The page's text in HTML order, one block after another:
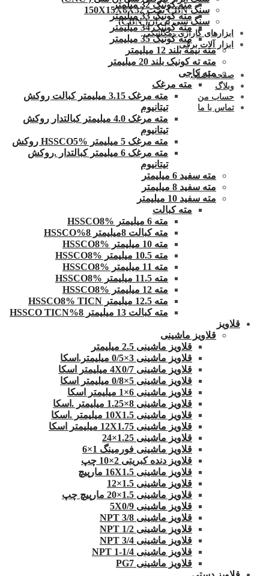
سنگ CBN تخت 150X15X6X32
سنگ سی بی ان( CBN)
ابزارهای گاراژی -مکانیکی
ابزار آلات برقی
صفحه اصلی
وبلاگ
حساب من
تماس با ما
مته کونیک 32 میلمتر
مته کونیک 33 میلیمتر
مته کونیک 34 میلیمتر
مته کونیک 35 میلیمتر
مته نیمه بلند 12 میلیمتر
مته ته کونیک بلند 20 میلیمتر
مته کاجی
مته مرغک
مته مرغک 3.15 میلیمتر کبالت روکش
تیتانیوم
مته مرغک 4.0 میلیمتر کبالتدار روکش
تیتانیوم
مته مرغک 5 میلیمتر HSSCO5% روکش
مته مرغک 6 میلیمتر کبالتدار .روکش
تیتانیوم
مته سفید 6 میلیمتر
مته سفید 8 میلیمتر
مته سفید 10 میلیمتر
مته کبالت
مته 6 میلیمتر HSSCO8%
مته کبالت 8میلیمتر 8%HSSCO
مته 10 میلیمتر HSSCO8%
مته 10.5 میلیمتر HSSCO8%
مته 11 میلیمتر HSSCO8%
مته 11.5 میلیمتر HSSCO8%
مته 12 میلیمتر HSSCO8%
مته 12.5 میلیمتر HSSCO8% TICN
مته کبالت 13 میلیمتر 8%HSSCO TICN
قلاویز
قلاویز ماشینی
قلاویز ماشینی 2.5 میلیمتر
قلاویز ماشینی 3×0/5 میلیمتر.اسکا
قلاویز ماشینی 4X0/7 میلیمتر اسکا
قلاویز ماشینی 5×0/8 میلیمتر اسکا
قلاویز ماشینی 6×1 میلیمتر اسکا
قلاویز ماشینی 8×1.25 میلیمتر .اسکا
قلاویز ماشینی 10X1.5 میلیمتر .اسکا
قلاویز ماشینی 12X1.75 میلیمتر اسکا
قلاویز ماشینی 1.25×24
قلاویز ماشینی فورمینگ 1×6
قلاویز دنده کبریتی 2×10 چپ
قلاویز ماشینی 16X1.5 مارپیچ
قلاویز ماشینی 1.5×12
قلاویز ماشینی 1.5×20 مارپیچ چپ
قلاویز ماشینی 5X0/9
قلاویز ماشینی 3/8 NPT
قلاویز ماشینی 1/2 NPT
قلاویز ماشینی 3/4 NPT
قلاویز ماشینی 1/4-1 NPT
قلاویز ماشینی PG7